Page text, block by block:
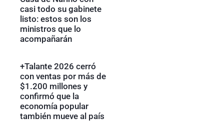
casi todo su gabinete
listo: estos son los
ministros que lo
acompañarán
+Talante 2026 cerró
con ventas por más de
$1.200 millones y
confirmó que la
economía popular
también mueve al país